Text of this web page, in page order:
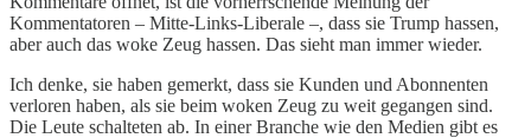
Kommentatoren – Mitte-Links-Liberale –, dass sie Trump hassen,
aber auch das woke Zeug hassen. Das sieht man immer wieder.
Ich denke, sie haben gemerkt, dass sie Kunden und Abonnenten
verloren haben, als sie beim woken Zeug zu weit gegangen sind.
Die Leute schalteten ab. In einer Branche wie den Medien gibt es